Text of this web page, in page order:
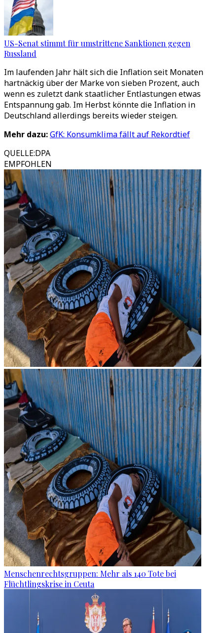
US-Senat stimmt für umstrittene Sanktionen gegen
Russland
Im laufenden Jahr hält sich die Inflation seit Monaten
hartnäckig über der Marke von sieben Prozent, auch
wenn es zuletzt dank staatlicher Entlastungen etwas
Entspannung gab. Im Herbst könnte die Inflation in
Deutschland allerdings bereits wieder steigen.
Mehr dazu:GfK: Konsumklima fällt auf Rekordtief
QUELLE:DPA
EMPFOHLEN
Menschenrechtsgruppen: Mehr als 140 Tote bei
Flüchtlingskrise in Ceuta